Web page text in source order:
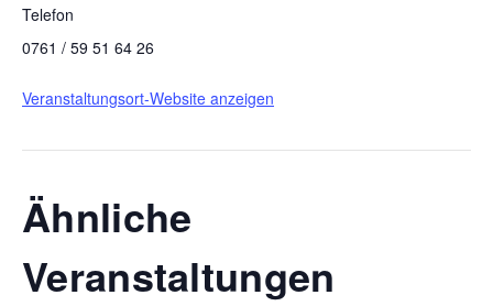
Telefon
0761 / 59 51 64 26
Veranstaltungsort-Website anzeigen
Ähnliche
Veranstaltungen